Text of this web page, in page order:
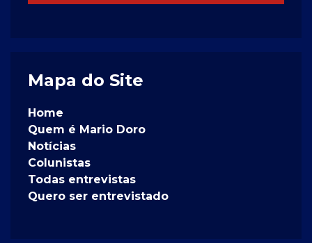
Mapa do Site
Home
Quem é Mario Doro
Notícias
Colunistas
Todas entrevistas
Quero ser entrevistado